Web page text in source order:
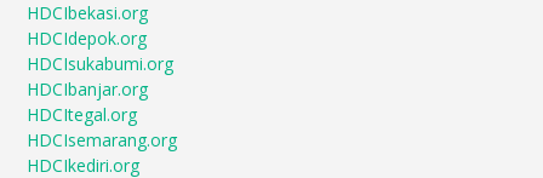
HDCIbekasi.org
HDCIdepok.org
HDCIsukabumi.org
HDCIbanjar.org
HDCItegal.org
HDCIsemarang.org
HDCIkediri.org